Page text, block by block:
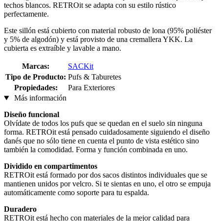
techos blancos. RETROit se adapta con su estilo rústico
perfectamente.
Este sillón está cubierto con material robusto de lona (95% poliéster
y 5% de algodón) y está provisto de una cremallera YKK. La
cubierta es extraíble y lavable a mano.
Marcas:
SACKit
Tipo de Producto: Pufs & Taburetes
Propiedades:
Para Exteriores
Más información
Diseño funcional
Olvídate de todos los pufs que se quedan en el suelo sin ninguna
forma. RETROit está pensado cuidadosamente siguiendo el diseño
danés que no sólo tiene en cuenta el punto de vista estético sino
también la comodidad. Forma y función combinada en uno.
Dividido en compartimentos
RETROit está formado por dos sacos distintos individuales que se
mantienen unidos por velcro. Si te sientas en uno, el otro se empuja
automáticamente como soporte para tu espalda.
Duradero
RETROit está hecho con materiales de la mejor calidad para